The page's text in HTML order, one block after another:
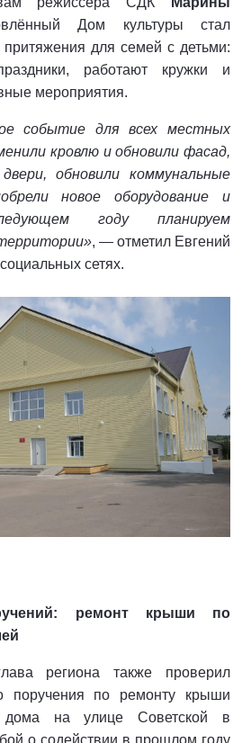
Дом культуры стал
для семей с детьми:
работают кружки и
мероприятия.
событие для всех местных
кровлю и обновили фасад,
обновили коммунальные
новое оборудование и
году планируем
, — отметил Евгений
сетях.
ремонт крыши по
региона также проверил
поручения по ремонту крыши
дома на улице Советской в